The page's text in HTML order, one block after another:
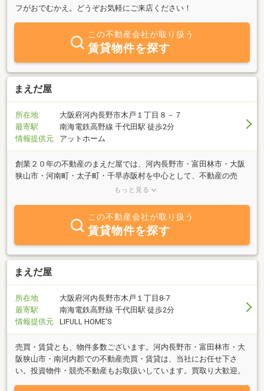
フがおでむかえ。どうぞお気軽にご来店ください！
この不動産会社が取り扱う
賃貸物件を探す
まえだ屋
所在地
大阪府河内長野市木戸１丁目８－７
最寄駅
南海電鉄高野線 千代田駅 徒歩2分
情報提供元
アットホーム
創業２０年の不動産のまえだ屋では、河内長野市・富田林市・大阪
狭山市・河南町・太子町・千早赤阪村を中心として、不動産の売
買・賃貸・仲介・管理・リフォーム・活用を行っております。ま
収益物件・リゾート物件に関しましては、日本全国対応いたしてお
りますので、お気軽にご相談下さい。
もっと見る
この不動産会社が取り扱う
賃貸物件を探す
まえだ屋
所在地
大阪府河内長野市木戸１丁目8-7
最寄駅
南海電鉄高野線 千代田駅 徒歩2分
情報提供元
LIFULL HOME'S
売買・賃貸とも、物件多数ございます。河内長野市・富田林市・大
阪狭山市・南河内郡での不動産売買・賃貸は、当社にお任せ下さ
い。投資物件・競売不動産もお取扱いしています。買取り大歓迎。